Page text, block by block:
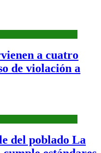
a cuatro
de violación a
del poblado La